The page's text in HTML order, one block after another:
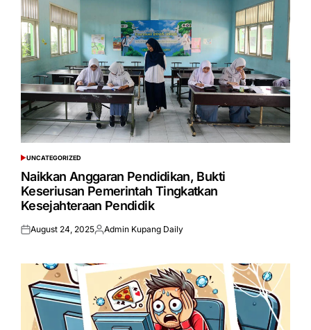
POSTED
IN
UNCATEGORIZED
Naikkan Anggaran Pendidikan, Bukti
Keseriusan Pemerintah Tingkatkan
Kesejahteraan Pendidik
Posted
August 24, 2025Posted
Admin Kupang Daily